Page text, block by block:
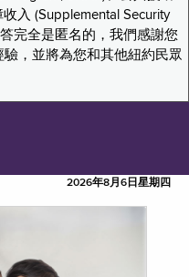
入 (Supplemental Security
完全是匿名的，我們感謝您
，並將為您和其他紐約民眾
2026年8月6日星期四